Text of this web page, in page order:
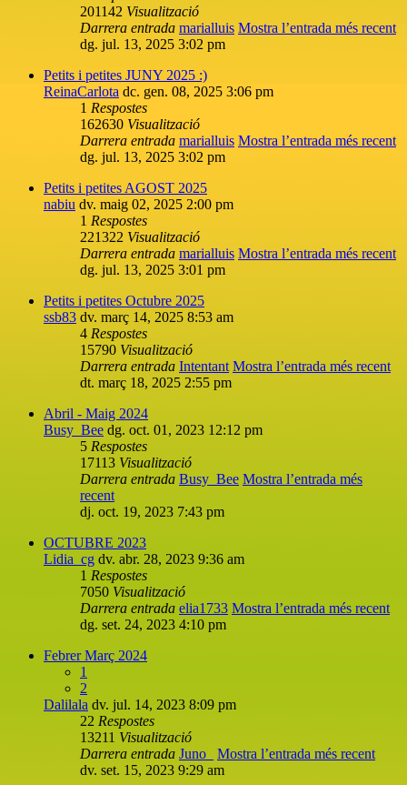
201142 Visualització
Darrera entrada marialluis Mostra l’entrada més recent
dg. jul. 13, 2025 3:02 pm
Petits i petites JUNY 2025 :)
ReinaCarlota dc. gen. 08, 2025 3:06 pm
1 Respostes
162630 Visualització
Darrera entrada marialluis Mostra l’entrada més recent
dg. jul. 13, 2025 3:02 pm
Petits i petites AGOST 2025
nabiu dv. maig 02, 2025 2:00 pm
1 Respostes
221322 Visualització
Darrera entrada marialluis Mostra l’entrada més recent
dg. jul. 13, 2025 3:01 pm
Petits i petites Octubre 2025
ssb83 dv. març 14, 2025 8:53 am
4 Respostes
15790 Visualització
Darrera entrada Intentant Mostra l’entrada més recent
dt. març 18, 2025 2:55 pm
Abril - Maig 2024
Busy_Bee dg. oct. 01, 2023 12:12 pm
5 Respostes
17113 Visualització
Darrera entrada Busy_Bee Mostra l’entrada més
recent
dj. oct. 19, 2023 7:43 pm
OCTUBRE 2023
Lidia_cg dv. abr. 28, 2023 9:36 am
1 Respostes
7050 Visualització
Darrera entrada elia1733 Mostra l’entrada més recent
dg. set. 24, 2023 4:10 pm
Febrer Març 2024
1
2
Dalilala dv. jul. 14, 2023 8:09 pm
22 Respostes
13211 Visualització
Darrera entrada Juno_
Mostra l’entrada més recent
dv. set. 15, 2023 9:29 am